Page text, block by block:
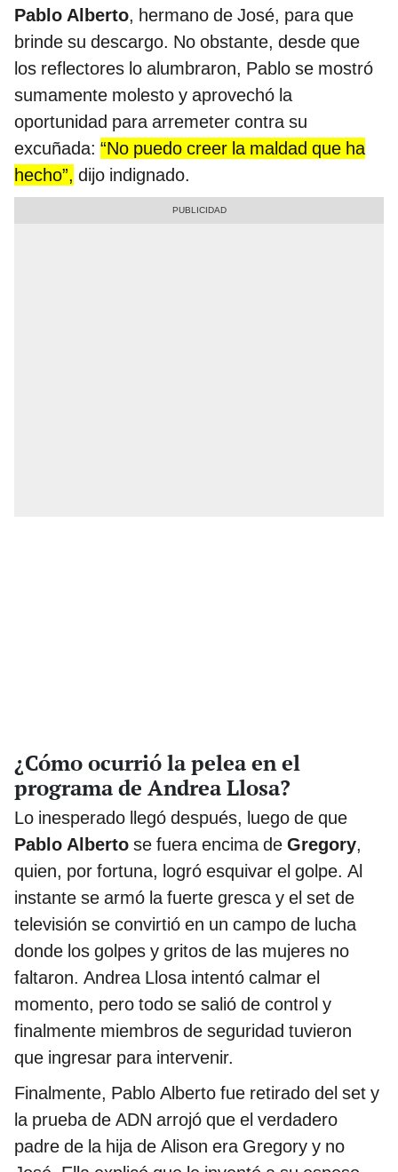
Pablo Alberto, hermano de José, para que
brinde su descargo. No obstante, desde que
los reflectores lo alumbraron, Pablo se mostró
sumamente molesto y aprovechó la
oportunidad para arremeter contra su
excuñada: “No puedo creer la maldad que ha
hecho”, dijo indignado.
¿Cómo ocurrió la pelea en el
programa de Andrea Llosa?
Lo inesperado llegó después, luego de que
Pablo Alberto se fuera encima de Gregory,
quien, por fortuna, logró esquivar el golpe. Al
instante se armó la fuerte gresca y el set de
televisión se convirtió en un campo de lucha
donde los golpes y gritos de las mujeres no
faltaron. Andrea Llosa intentó calmar el
momento, pero todo se salió de control y
finalmente miembros de seguridad tuvieron
que ingresar para intervenir.
Finalmente, Pablo Alberto fue retirado del set y
la prueba de ADN arrojó que el verdadero
padre de la hija de Alison era Gregory y no